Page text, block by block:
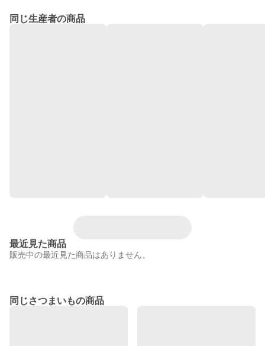
同じ生産者の商品
最近見た商品
販売中の最近見た商品はありません。
同じさつまいもの商品